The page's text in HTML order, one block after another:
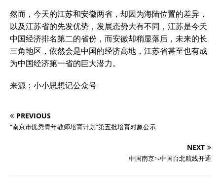
然而，今天的江苏和安徽两省，却因为海陆位置的差异，
以及江苏省的先发优势，发展态势大有不同，江苏是今天
中国经济排名第二的省份，而安徽却稍显落后，未来的长
三角地区，依然会是中国的经济高地，江苏省甚至也有成
为中国经济第一省的巨大潜力。
来源：小小思想记公众号
PREVIOUS
“南京市优秀青年教师培育计划”第五批培育对象公示
NEXT
中国南京⇋中国台北航线开通